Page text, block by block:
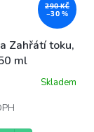
290 KČ
–30 %
Zahřátí toku,
ml
Skladem